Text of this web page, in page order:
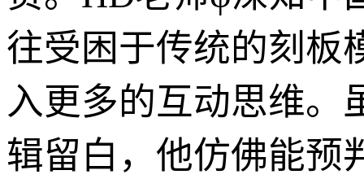
往受困于传统的刻板
入更多的互动思维。
辑留白，他仿佛能预